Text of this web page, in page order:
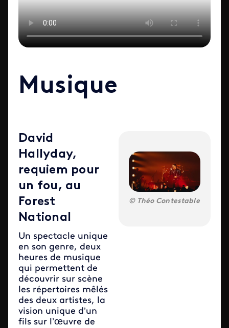
Musique
David
Hallyday,
requiem pour
un fou, au
Forest
National
Un spectacle unique
en son genre, deux
heures de musique
qui permettent de
découvrir sur scène
les répertoires mêlés
des deux artistes, la
vision unique d’un
fils sur l’œuvre de
Théo Contestable